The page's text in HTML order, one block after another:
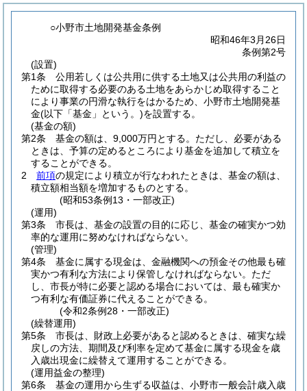
○小野市土地開発基金条例
昭和46年3月26日
条例第2号
(設置)
第1条
公用若しくは公共用に供する土地又は公共用の利益の
ために取得する必要のある土地をあらかじめ取得すること
により事業の円滑な執行をはかるため、小野市土地開発基
金(以下「基金」という。)を設置する。
(基金の額)
第2条
基金の額は、9,000万円とする。 ただし、必要がある
ときは、予算の定めるところにより基金を追加して積立を
することができる。
2
前項の規定により積立が行なわれたときは、基金の額は、
積立額相当額を増加するものとする。
(昭和53条例13・一部改正)
(運用)
第3条
市長は、基金の設置の目的に応じ、基金の確実かつ効
率的な運用に努めなければならない。
(管理)
第4条
基金に属する現金は、金融機関への預金その他最も確
実かつ有利な方法により保管しなければならない。 ただ
し、市長が特に必要と認める場合においては、最も確実か
つ有利な有価証券に代えることができる。
(令和2条例28・一部改正)
(繰替運用)
第5条
市長は、財政上必要があると認めるときは、確実な繰
戻しの方法、期間及び利率を定めて基金に属する現金を歳
入歳出現金に繰替えて運用することができる。
(運用益金の整理)
第6条
基金の運用から生ずる収益は、小野市一般会計歳入歳